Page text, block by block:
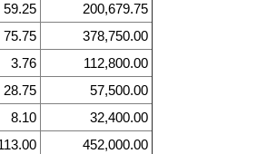
59.25
200,679.75
75.75
378,750.00
3.76
112,800.00
28.75
57,500.00
8.10
32,400.00
452,000.00